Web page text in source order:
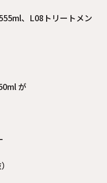
、L08トリートメン
が